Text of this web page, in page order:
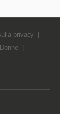
privacy